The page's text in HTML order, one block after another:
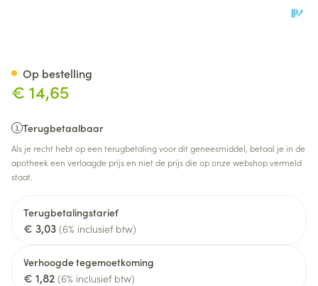
€ 14,65
Terugbetaalbaar
Als je recht hebt op een terugbetaling voor dit geneesmiddel, betaal je in de
apotheek een verlaagde prijs en niet de prijs die op onze webshop vermeld
staat.
Terugbetalingstarief
€ 3,03 (6% inclusief btw)
Verhoogde tegemoetkoming
€ 1,82 (6% inclusief btw)
Op bestelling